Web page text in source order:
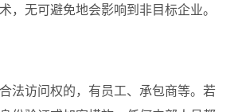
，无可避免地会影响到非目标企业。
法访问权的，有员工、承包商等。若